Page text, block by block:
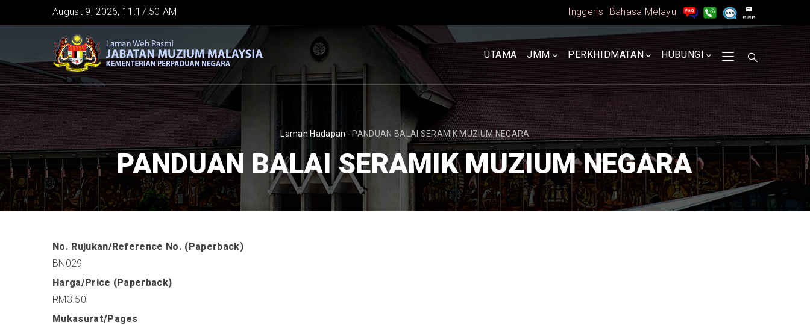
to
content
August 9, 2026, 11:17:50 AM Inggeris Bahasa Melayu
MENU
UTAMA
[BM]
UTAMA JMM PERKHIDMATAN HUBUNGI
BREADCRUMB
Laman Hadapan - PANDUAN BALAI SERAMIK MUZIUM NEGARA
PANDUAN BALAI SERAMIK MUZIUM NEGARA
No. Rujukan/Reference No. (Paperback)
BN029
Harga/Price (Paperback)
RM3.50
Mukasurat/Pages